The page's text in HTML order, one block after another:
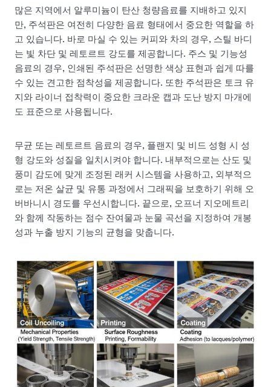
많은 지역에서 알루미늄이 탄산 청량음료를 지배하고 있지
만, 주석판은 여전히 다양한 음료 형태에서 중요한 역할을 하
고 있습니다. 바로 마실 수 있는 커피와 차의 경우, 스틸 바디
는 빛 차단 및 레토르트 강도를 제공합니다. 주스 및 기능성
음료의 경우, 인쇄된 주석판은 선명한 색상 표현과 쉽게 따를
수 있는 견고한 점착성을 제공합니다. 또한 주석판은 토크 유
지와 라이너 접착력이 중요한 크라운 캡과 도난 방지 마개에
도 표준으로 사용됩니다.
무균 또는 레토르트 음료의 경우, 플랜지 및 비드 성형 시 성
형 강도와 성질을 일치시켜야 합니다. 내부적으로는 산도 및
풍미 감도에 맞게 조정된 래커 시스템을 사용하고, 외부적으
로는 저온 살균 및 유통 과정에서 그래픽을 보호하기 위해 오
버바니시 경도를 우선시합니다. 끝으로, 오프너 지오메트리
와 함께 작동하는 점수 잔여물과 눈물 곡선을 지정하여 개봉
성과 누출 방지 기능의 균형을 맞춥니다.